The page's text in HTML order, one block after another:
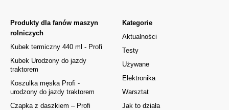
Kategorie
Aktualności
Testy
Używane
Elektronika
Warsztat
Jak to działa
Produkty dla fanów maszyn
rolniczych
Kubek termiczny 440 ml - Profi
Kubek Urodzony do jazdy
traktorem
Koszulka męska Profi -
urodzony do jazdy traktorem
Czapka z daszkiem – Profi